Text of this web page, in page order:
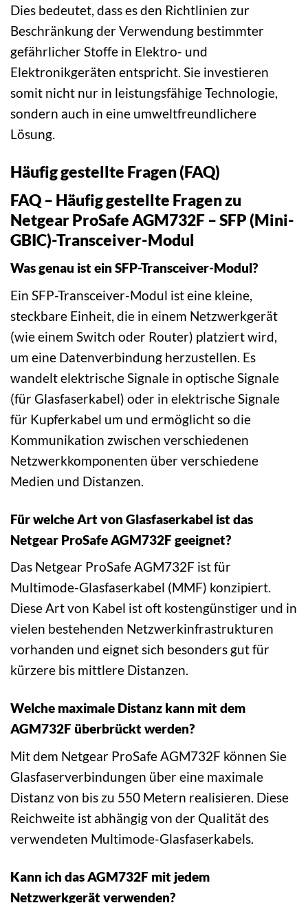
Dies bedeutet, dass es den Richtlinien zur
Beschränkung der Verwendung bestimmter
gefährlicher Stoffe in Elektro- und
Elektronikgeräten entspricht. Sie investieren
somit nicht nur in leistungsfähige Technologie,
sondern auch in eine umweltfreundlichere
Lösung.
Häufig gestellte Fragen (FAQ)
FAQ – Häufig gestellte Fragen zu
Netgear ProSafe AGM732F – SFP (Mini-
GBIC)-Transceiver-Modul
Was genau ist ein SFP-Transceiver-Modul?
Ein SFP-Transceiver-Modul ist eine kleine,
steckbare Einheit, die in einem Netzwerkgerät
(wie einem Switch oder Router) platziert wird,
um eine Datenverbindung herzustellen. Es
wandelt elektrische Signale in optische Signale
(für Glasfaserkabel) oder in elektrische Signale
für Kupferkabel um und ermöglicht so die
Kommunikation zwischen verschiedenen
Netzwerkkomponenten über verschiedene
Medien und Distanzen.
Für welche Art von Glasfaserkabel ist das
Netgear ProSafe AGM732F geeignet?
Das Netgear ProSafe AGM732F ist für
Multimode-Glasfaserkabel (MMF) konzipiert.
Diese Art von Kabel ist oft kostengünstiger und in
vielen bestehenden Netzwerkinfrastrukturen
vorhanden und eignet sich besonders gut für
kürzere bis mittlere Distanzen.
Welche maximale Distanz kann mit dem
AGM732F überbrückt werden?
Mit dem Netgear ProSafe AGM732F können Sie
Glasfaserverbindungen über eine maximale
Distanz von bis zu 550 Metern realisieren. Diese
Reichweite ist abhängig von der Qualität des
verwendeten Multimode-Glasfaserkabels.
Kann ich das AGM732F mit jedem
Netzwerkgerät verwenden?